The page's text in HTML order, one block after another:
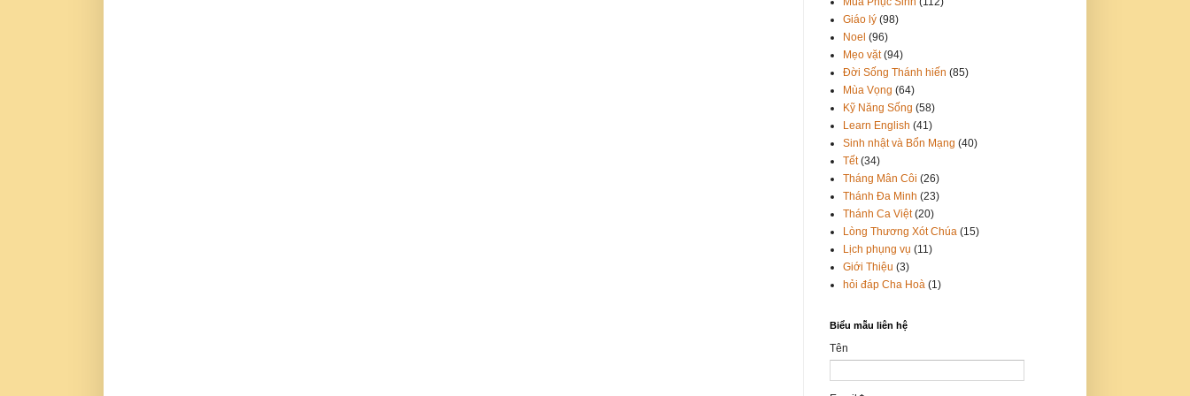
Giáo lý (98)
Noel (96)
Mẹo vặt (94)
Đời Sống Thánh hiến (85)
Mùa Vọng (64)
Kỹ Năng Sống (58)
Learn English (41)
Sinh nhật và Bổn Mạng (40)
Tết (34)
Tháng Mân Côi (26)
Thánh Đa Minh (23)
Thánh Ca Việt (20)
Lòng Thương Xót Chúa (15)
Lịch phụng vụ (11)
Giới Thiệu (3)
hỏi đáp Cha Hoà (1)
Biểu mẫu liên hệ
Tên